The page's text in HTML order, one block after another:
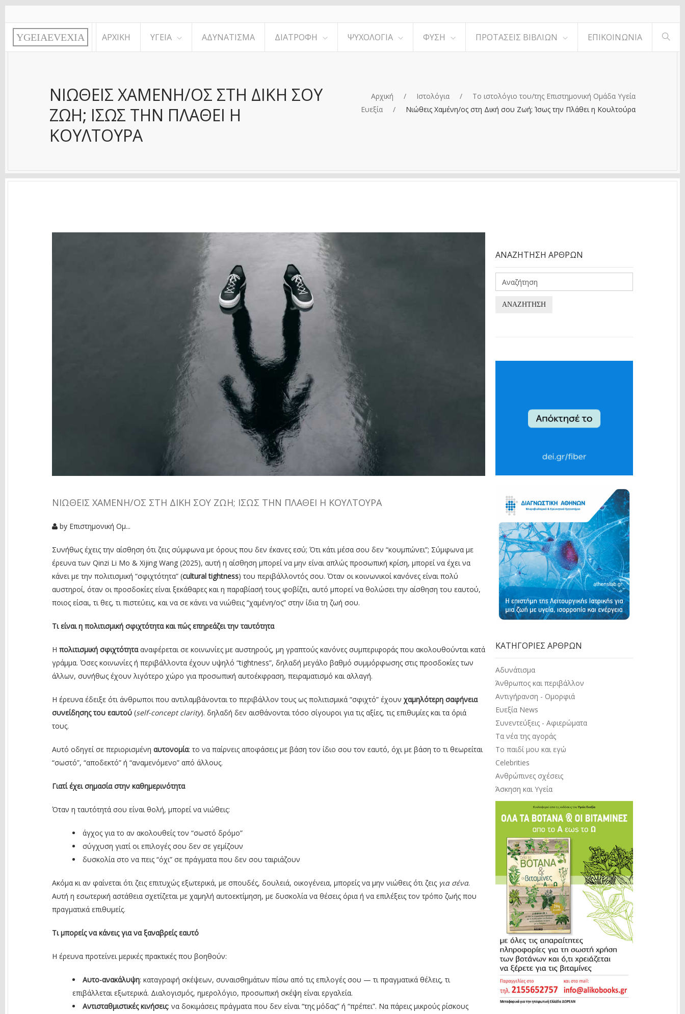
YGEIAEVEXIA ΑΡΧΙΚΉ ΥΓΕΊΑ ΑΔΥΝΆΤΙΣΜΑ ΔΙΑΤΡΟΦΉ ΨΥΧΟΛΟΓΊΑ ΦΎΣΗ ΠΡΟΤΆΣΕΙΣ ΒΙΒΛΊΩΝ ΕΠΙΚΟΙΝΩΝΊΑ
ΝΙΏΘΕΙΣ ΧΑΜΈΝΗ/ΟΣ ΣΤΗ ΔΙΚΉ ΣΟΥ
ΖΩΉ; ΊΣΩΣ ΤΗΝ ΠΛΆΘΕΙ Η
ΚΟΥΛΤΟΎΡΑ
Αρχική Ιστολόγια
Το ιστολόγιο του/της Επιστημονική Ομάδα Υγεία
Ευεξία
Νιώθεις Χαμένη/ος στη Δική σου Ζωή; Ίσως την Πλάθει η Κουλτούρα
ΝΙΏΘΕΙΣ ΧΑΜΈΝΗ/ΟΣ ΣΤΗ ΔΙΚΉ ΣΟΥ ΖΩΉ; ΊΣΩΣ ΤΗΝ ΠΛΆΘΕΙ Η ΚΟΥΛΤΟΎΡΑ
by Επιστημονική Ομ...
Συνήθως έχεις την αίσθηση ότι ζεις σύμφωνα με όρους που δεν έκανες εσύ; Ότι κάτι μέσα σου δεν “κουμπώνει”; Σύμφωνα με
έρευνα των Qinzi Li Mo & Xijing Wang (2025), αυτή η αίσθηση μπορεί να μην είναι απλώς προσωπική κρίση, μπορεί να έχει να
κάνει με την πολιτισμική “σφιχτότητα” (cultural tightness) του περιβάλλοντός σου. Όταν οι κοινωνικοί κανόνες είναι πολύ
αυστηροί, όταν οι προσδοκίες είναι ξεκάθαρες και η παραβίασή τους φοβίζει, αυτό μπορεί να θολώσει την αίσθηση του εαυτού,
ποιος είσαι, τι θες, τι πιστεύεις, και να σε κάνει να νιώθεις “χαμένη/ος” στην ίδια τη ζωή σου.
Τι είναι η πολιτισμική σφιχτότητα και πώς επηρεάζει την ταυτότητα
Η πολιτισμική σφιχτότητααναφέρεται σε κοινωνίες με αυστηρούς, μη γραπτούς κανόνες συμπεριφοράς που ακολουθούνται κατά
γράμμα. Όσες κοινωνίες ή περιβάλλοντα έχουν υψηλό “tightness”, δηλαδή μεγάλο βαθμό συμμόρφωσης στις προσδοκίες των
άλλων, συνήθως έχουν λιγότερο χώρο για προσωπική αυτοέκφραση, πειραματισμό και αλλαγή.
Η έρευνα έδειξε ότι άνθρωποι που αντιλαμβάνονται το περιβάλλον τους ως πολιτισμικά “σφιχτό” έχουν χαμηλότερη σαφήνεια
συνείδησης του εαυτού (self-concept clarity). δηλαδή δεν αισθάνονται τόσο σίγουροι για τις αξίες, τις επιθυμίες και τα όριά
τους.
Αυτό οδηγεί σε περιορισμένη αυτονομία: το να παίρνεις αποφάσεις με βάση τον ίδιο σου τον εαυτό, όχι με βάση το τι θεωρείται
“σωστό”, “αποδεκτό” ή “αναμενόμενο” από άλλους.
Γιατί έχει σημασία στην καθημερινότητα
Όταν η ταυτότητά σου είναι θολή, μπορεί να νιώθεις:
άγχος για το αν ακολουθείς τον “σωστό δρόμο”
σύγχυση γιατί οι επιλογές σου δεν σε γεμίζουν
δυσκολία στο να πεις “όχι” σε πράγματα που δεν σου ταιριάζουν
Ακόμα κι αν φαίνεται ότι ζεις επιτυχώς εξωτερικά, με σπουδές, δουλειά, οικογένεια, μπορείς να μην νιώθεις ότι ζεις για σένα.
Αυτή η εσωτερική αστάθεια σχετίζεται με χαμηλή αυτοεκτίμηση, με δυσκολία να θέσεις όρια ή να επιλέξεις τον τρόπο ζωής που
πραγματικά επιθυμείς.
Τι μπορείς να κάνεις για να ξαναβρείς εαυτό
Η έρευνα προτείνει μερικές πρακτικές που βοηθούν:
Αυτο-ανακάλυψη: καταγραφή σκέψεων, συναισθημάτων πίσω από τις επιλογές σου — τι πραγματικά θέλεις, τι
επιβάλλεται εξωτερικά. Διαλογισμός, ημερολόγιο, προσωπική σκέψη είναι εργαλεία.
Αντισταθμιστικές κινήσεις: να δοκιμάσεις πράγματα που δεν είναι “της μόδας” ή “πρέπει”. Να πάρεις μικρούς ρίσκους
ΑΝΑΖΉΤΗΣΗ ΆΡΘΡΩΝ
ΚΑΤΗΓΟΡΊΕΣ ΆΡΘΡΩΝ
Αδυνάτισμα
Άνθρωπος και περιβάλλον
Αντιγήρανση - Ομορφιά
Ευεξία News
Συνεντεύξεις - Αφιερώματα
Τα νέα της αγοράς
Το παιδί μου και εγώ
Celebrities
Ανθρώπινες σχέσεις
Άσκηση και Υγεία